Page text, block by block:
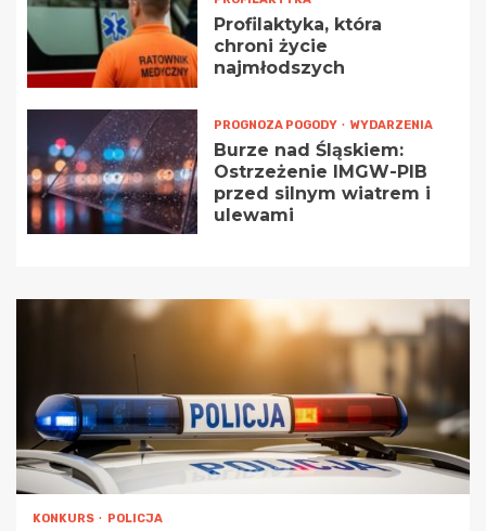
Profilaktyka, która
chroni życie
najmłodszych
PROGNOZA POGODY WYDARZENIA
Burze nad Śląskiem:
Ostrzeżenie IMGW-PIB
przed silnym wiatrem i
ulewami
KONKURS POLICJA